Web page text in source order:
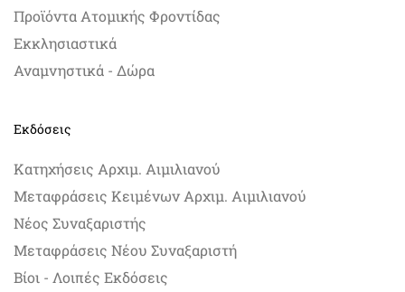
Προϊόντα Ατομικής Φροντίδας
Εκκλησιαστικά
Αναμνηστικά - Δώρα
Εκδόσεις
Κατηχήσεις Αρχιμ. Αιμιλιανού
Μεταφράσεις Κειμένων Αρχιμ. Αιμιλιανού
Νέος Συναξαριστής
Μεταφράσεις Νέου Συναξαριστή
Βίοι - Λοιπές Εκδόσεις